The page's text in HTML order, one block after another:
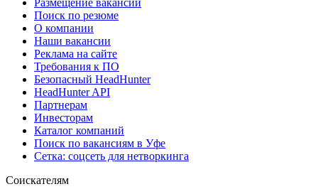
Поиск по резюме
О компании
Наши вакансии
Реклама на сайте
Требования к ПО
Безопасный HeadHunter
HeadHunter API
Партнерам
Инвесторам
Каталог компаний
Поиск по вакансиям в Уфе
Сетка: соцсеть для нетворкинга
Соискателям